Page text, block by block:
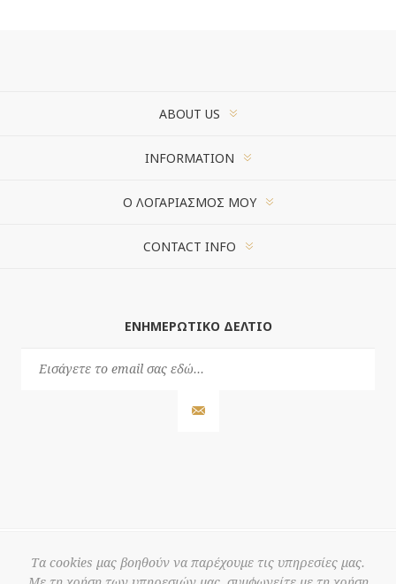
ABOUT US
INFORMATION
Ο ΛΟΓΑΡΙΑΣΜΌΣ ΜΟΥ
CONTACT INFO
ΕΝΗΜΕΡΩΤΙΚΌ ΔΕΛΤΊΟ
Τα cookies μας βοηθούν να παρέχουμε τις υπηρεσίες μας.